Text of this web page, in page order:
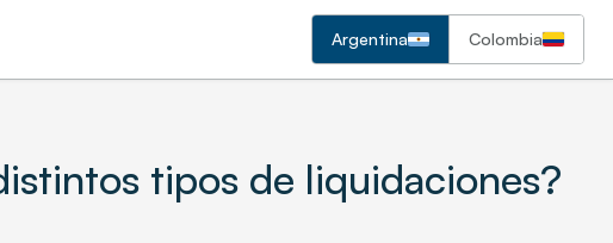
Argentina Colombia
tipos de liquidaciones?